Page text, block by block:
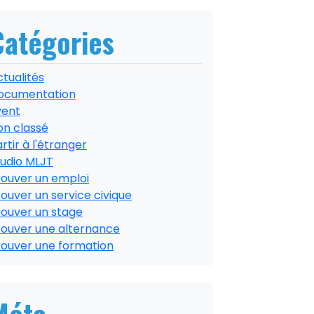
classé
à l'étranger
MLJT
un emploi
un service civique
un stage
une alternance
une formation